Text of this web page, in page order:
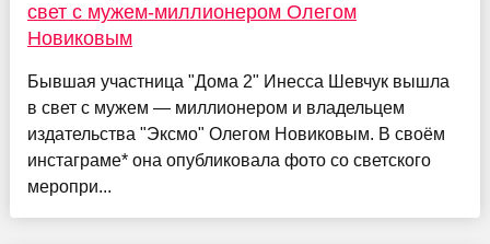
свет с мужем-миллионером Олегом
Новиковым
Бывшая участница "Дома 2" Инесса Шевчук вышла
в свет с мужем — миллионером и владельцем
издательства "Эксмо" Олегом Новиковым. В своём
инстаграме* она опубликовала фото со светского
меропри...